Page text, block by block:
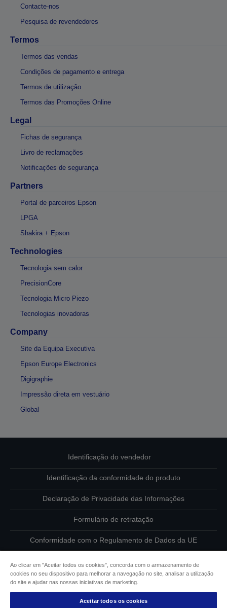
Contacte-nos
Pesquisa de revendedores
Termos
Termos das vendas
Condições de pagamento e entrega
Termos de utilização
Termos das Promoções Online
Legal
Fichas de segurança
Livro de reclamações
Notificações de segurança
Partners
Portal de parceiros Epson
LPGA
Shakira + Epson
Technologies
Tecnologia sem calor
PrecisionCore
Tecnologia Micro Piezo
Tecnologias inovadoras
Company
Site da Equipa Executiva
Epson Europe Electronics
Digigraphie
Impressão direta em vestuário
Global
Identificação do vendedor
Identificação da conformidade do produto
Declaração de Privacidade das Informações
Formulário de retratação
Conformidade com o Regulamento de Dados da UE
Informações sobre cookies
Compromisso da Epson para com a acessibilidade
Ao clicar em "Aceitar todos os cookies", concorda com o armazenamento de
cookies no seu dispositivo para melhorar a navegação no site, analisar a utilização
do site e ajudar nas nossas iniciativas de marketing.
Aceitar todos os cookies